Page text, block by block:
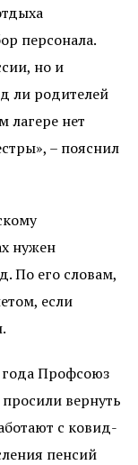
персонала.
но и
ли родителей
лагере нет
– пояснил
нужен
По его словам,
если
года Профсоюз
вернуть
с ковид-
пенсий